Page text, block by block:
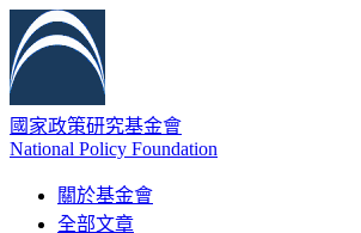
國家政策研究基金會
National Policy Foundation
關於基金會
全部文章